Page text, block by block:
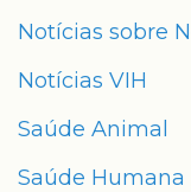
Notícias sobre
Notícias VIH
Saúde Animal
Saúde Humana